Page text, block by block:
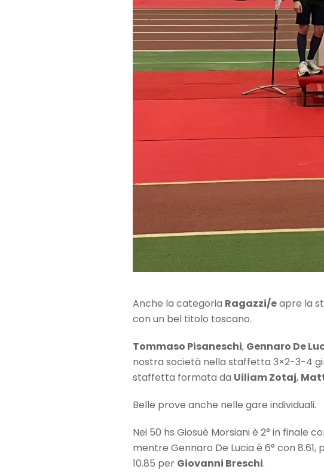
Anche la categoria Ragazzi/eapre la
con un bel titolo toscano.
Tommaso Pisaneschi, Gennaro De
nostra società nella staffetta 3×2-3-4
staffetta formata da Uiliam Zotaj,
Belle prove anche nelle gare individuali.
Nei 50 hs Giosuè Morsiani è 2° in finale
mentre Gennaro De Lucia è 6° con
10.85 per Giovanni Breschi.